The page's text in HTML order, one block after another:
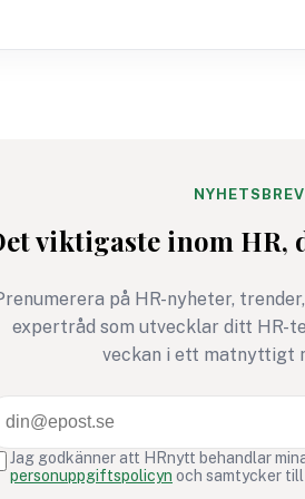
NYHETSBREV
viktigaste inom
på HR-nyheter,
expertråd som utvecklar ditt HR-
veckan i ett matnyttigt
Jag godkänner att HRnytt behandlar
personuppgiftspolicyn och samtycker